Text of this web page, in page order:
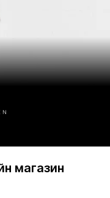
магазин